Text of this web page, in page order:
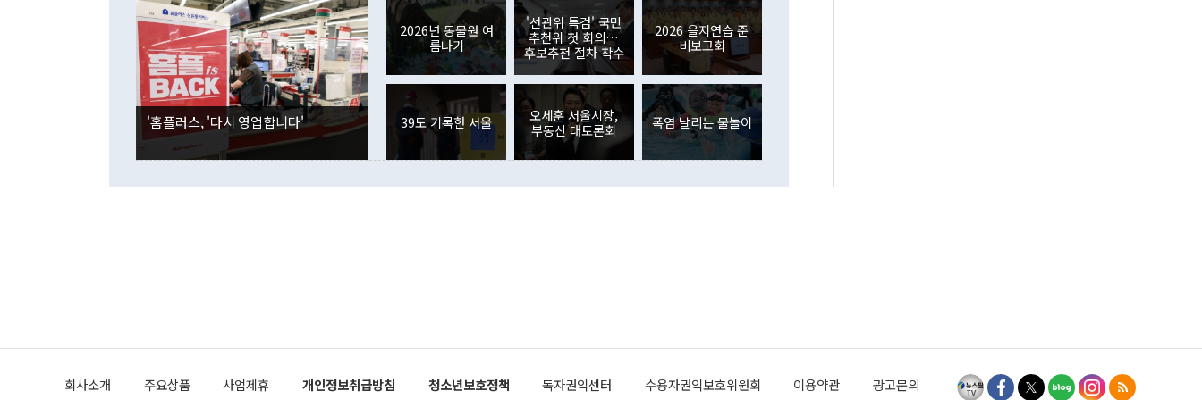
며 "정부 차원에서 (참석을) 검토하고 있다"고 발언한 데 대해서도 조 장관
은 "그것은 외교부의 몫"이라며 "아직 거기까지 진도가 나가지 않았다"고
잘랐다. 정 장관이 이날 소개한 대북 구상과 설명은 정부 내 조율을 거치지
않았다는 점에서 문제가 있다. 특히 주적 표현 대체와 국호 사용, 9·19 군
사합의 복원, 4자회담 추진 등은 통일부 장관이 결정할 사안이 아니어서 월
권이라는 지적이 나오고 있다. 이 대통령은 정 장관의 업무보고를 듣고 난
뒤 "여기 업무보고에 발표했다고 승인난 건 아니다"라고 재차 확인했다. 정
부의 한 소식통은 "정 장관의 발언 내용은 대부분 국가안전보장회의(NSC)
를 거쳐 결정된 사안이 아닌 정 장관의 개인적 생각에 가깝다"며 "안보 관
련 부처 장관이 정부의 공식 정책이 아닌 사안을 추진하겠다고 업무보고를
하고 대통령의 면전에서 '국군통수권자가 나서야 한다'고 주장한 것은 심각
이나 미국은 북한에 선비핵화를 공식적으로 요구한 적이 없기 때문이다. 지
공하는 방식으로 이뤄졌다. 1994년 북·미 제네바 기본합의는 핵시설 동결
인의 해외투자가 80억1000만달러, 외국인의 국내투자가 46억3000만달러
각각 증가했다. 증권투자에서는 외국인의 국내 주식 매도세가 이어졌다. 외
국인의 국내 주식 투자는 차익실현 매도 등의 영향으로 316억1000만달러
감소하며 전월(-310억5000만달러)에 이어 역대 최대 순매도 기록을 다시
경신했다. 외국인의 국내 채권투자는 세계국채지수(WGBI) 자금 유입에도
분기 말 만기도래 영향으로 증가 폭이 줄어든 52억9000만달러를 기록했
다. 내국인의 해외 증권투자는 주식을 중심으로 35억6000만달러 증가했
다. eoyn2@newspim.com
'홈플러스, '다시 영업합니다'
2026년 동물원 여
름나기
'선관위 특검' 국민
추천위 첫 회의…
후보추천 절차 착수
2026 을지연습 준
비보고회
39도 기록한 서울
오세훈 서울시장,
부동산 대토론회
폭염 날리는 물놀이
회사소개 주요상품 사업제휴 개인정보취급방침 청소년보호정책 독자권익센터 수용자권익보호위원회 이용약관 광고문의